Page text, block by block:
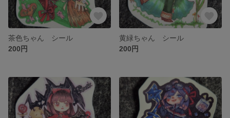
茶色ちゃん シール
200円
黄緑ちゃん シール
200円